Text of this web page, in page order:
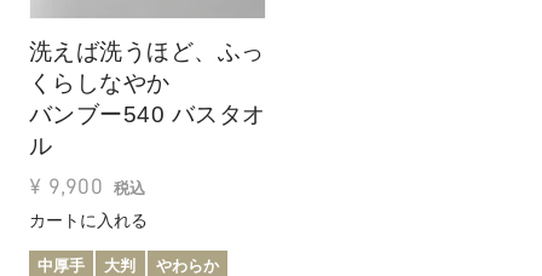
洗えば洗うほど、ふっ
くらしなやか
バンブー540 バスタオ
ル
¥ 9,900 税込
カートに入れる
中厚手 大判
やわらか